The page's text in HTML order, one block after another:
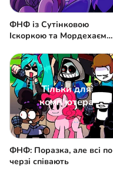
ФНФ із Сутінковою
Іскоркою та Мордехаєм
Тільки для
комп'ютера
ФНФ: Поразка, але всі по
черзі співають